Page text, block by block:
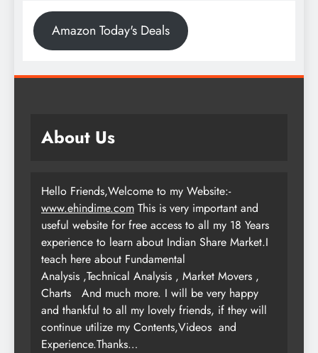
Amazon Today's Deals
About Us
Hello Friends,Welcome to my Website:-
www.ehindime.com This is very important and
useful website for free access to all my 18 Years
experience to learn about Indian Share Market.I
teach here about Fundamental
Analysis ,Technical Analysis , Market Movers ,
Charts
And much more. I will be very happy
and thankful to all my lovely friends, if they will
continue utilize my Contents,Videos and
Experience.Thanks…